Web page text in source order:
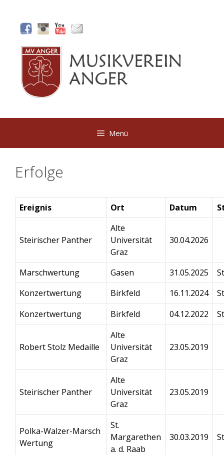
springen
Menü
Erfolge
Ereignis Ort Datum
Steirischer Panther
Alte
Universität
Graz
30.04.2026
Marschwertung Gasen 31.05.2025
Konzertwertung
Birkfeld 16.11.2024
Konzertwertung
Birkfeld 04.12.2022
Robert Stolz Medaille
Alte
Universität
Graz
23.05.2019
Steirischer Panther
Alte
Universität
Graz
23.05.2019
Polka-Walzer-Marsch
Wertung
St.
Margarethen
a. d. Raab
30.03.2019